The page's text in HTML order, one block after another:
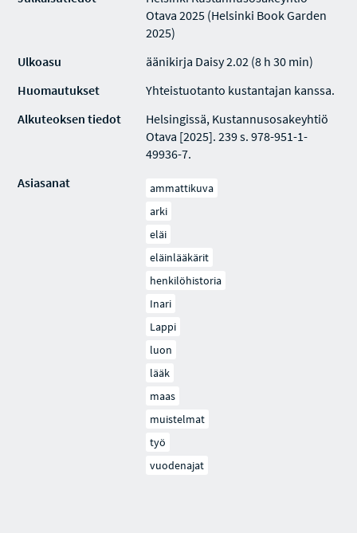
Otava 2025 (Helsinki Book Garden
2025)
Ulkoasu
äänikirja Daisy 2.02 (8 h 30 min)
Huomautukset
Yhteistuotanto kustantajan kanssa.
Alkuteoksen tiedot
Helsingissä, Kustannusosakeyhtiö
Otava [2025]. 239 s. 978-951-1-
49936-7.
Asiasanat
ammattikuva
arki
eläi
eläinlääkärit
henkilöhistoria
Inari
Lappi
luon
lääk
maas
muistelmat
työ
vuodenajat